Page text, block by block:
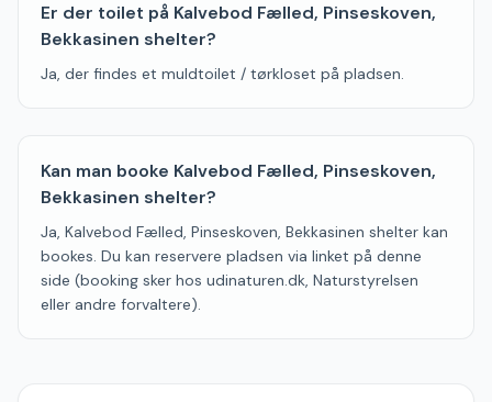
Er der toilet på Kalvebod Fælled, Pinseskoven,
Bekkasinen shelter?
Ja, der findes et muldtoilet / tørkloset på pladsen.
Kan man booke Kalvebod Fælled, Pinseskoven,
Bekkasinen shelter?
Ja, Kalvebod Fælled, Pinseskoven, Bekkasinen shelter kan
bookes. Du kan reservere pladsen via linket på denne
side (booking sker hos udinaturen.dk, Naturstyrelsen
eller andre forvaltere).